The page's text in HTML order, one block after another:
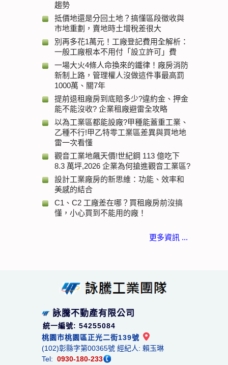
趨勢
抵價地還是分回土地？搞懂區段徵收與
市地重劃，賣地時土增稅差很大
別再多花1萬元！工廠登記費用全解析：
一般工廠根本不用付「設立許可」費
一場大火4條人命換來的鐵律！廠房消防
新制上路，管理權人沒做這件事最高罰
1000萬、關7年
提前退租廠房到底賠多少?違約金、押金
能不能沒收? 企業租廠避雷全攻略
以為工業區都能設廠?甲種能蓋重工業、
乙種不行!甲乙特零工業區差異與買地地
雷一次看懂
觀音工業地飆天價!世紀鋼 113 億吃下
8.3 萬坪,2026 企業為何搶進觀音工業區?
設計工業廠房的新思維：功能、效率和
美感的結合
C1、C2 工廠差在哪？買租廠房前沒搞
懂，小心買到不能用的廠！
更多資訊 ...
詠騰不動產有限公司
統一編號: 54255084
桃園市桃園區正光二街139號
(102)彰縣字第00365號 經紀人: 賴玉琳
Tel: 0930-180-233